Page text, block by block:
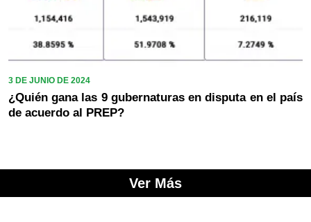
3 DE JUNIO DE 2024
¿Quién gana las 9 gubernaturas en disputa en el país
de acuerdo al PREP?
Ver Más